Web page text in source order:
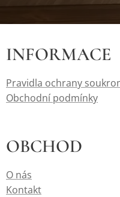
INFORMACE
Pravidla ochrany
Obchodní podmínky
OBCHOD
O nás
Kontakt